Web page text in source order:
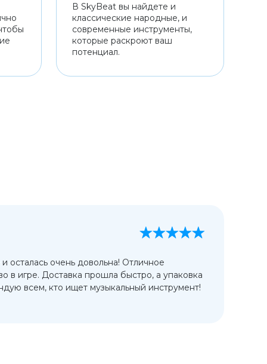
В SkyBeat вы найдете и
классические народные, и
современные инструменты,
которые раскроют ваш
потенциал.
осталась очень довольна! Отличное
в игре. Доставка прошла быстро, а упаковка
всем, кто ищет музыкальный инструмент!